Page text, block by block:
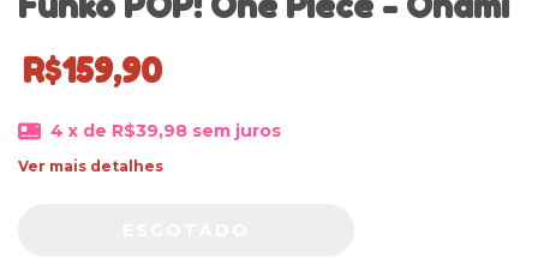
R$159,90
4 x de R$39,98 sem juros
Ver mais detalhes